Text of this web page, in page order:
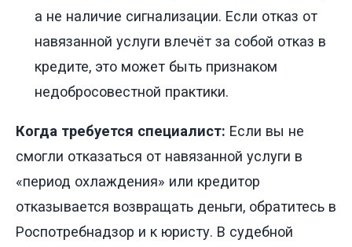
а не наличие сигнализации. Если отказ от
навязанной услуги влечёт за собой отказ в
кредите, это может быть признаком
недобросовестной практики.
Когда требуется специалист: Если вы не
смогли отказаться от навязанной услуги в
«период охлаждения» или кредитор
отказывается возвращать деньги, обратитесь в
Роспотребнадзор и к юристу. В судебной